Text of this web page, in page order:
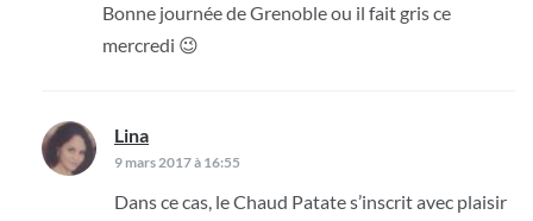
Bonne journée de Grenoble ou il fait gris ce
mercredi 😉
Lina
9 mars 2017 à 16:55
Dans ce cas, le Chaud Patate s’inscrit avec plaisir